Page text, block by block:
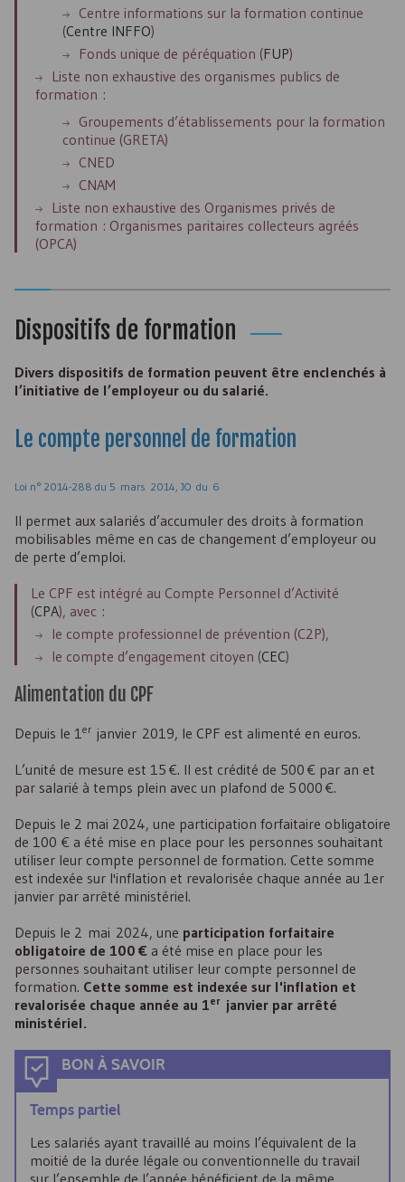
Centre informations sur la formation continue
(Centre INFFO)
Fonds unique de péréquation (FUP)
Liste non exhaustive des organismes publics de
formation :
Groupements d’établissements pour la formation
continue (GRETA)
CNED
CNAM
Liste non exhaustive des Organismes privés de
formation : Organismes paritaires collecteurs agréés
(OPCA)
Dispositifs de formation
Divers dispositifs de formation peuvent être enclenchés à
l’initiative de l’employeur ou du salarié.
Le compte personnel de formation
Loi n° 2014-288 du 5 mars 2014, JO du 6
Il permet aux salariés d’accumuler des droits à formation
mobilisables même en cas de changement d’employeur ou
de perte d’emploi.
Le CPF est intégré au Compte Personnel d’Activité
(CPA), avec :
le compte professionnel de prévention (C2P),
le compte d’engagement citoyen (CEC)
Alimentation du CPF
Depuis le 1er janvier 2019, le CPF est alimenté en euros.
L’unité de mesure est 15 €. Il est crédité de 500 € par an et
par salarié à temps plein avec un plafond de 5 000 €.
Depuis le 2 mai 2024, une participation forfaitaire obligatoire
de 100 € a été mise en place pour les personnes souhaitant
utiliser leur compte personnel de formation. Cette somme
est indexée sur l'inflation et revalorisée chaque année au 1er
janvier par arrêté ministériel.
Depuis le 2 mai 2024, une participation forfaitaire
obligatoire de 100 € a été mise en place pour les
personnes souhaitant utiliser leur compte personnel de
formation. Cette somme est indexée sur l'inflation et
revalorisée chaque année au 1er janvier par arrêté
ministériel.
BON À SAVOIR
Temps partiel
Les salariés ayant travaillé au moins l’équivalent de la
moitié de la durée légale ou conventionnelle du travail
sur l’ensemble de l’année bénéficient de la même